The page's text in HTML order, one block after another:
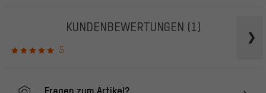
KUNDENBEWERTUNGEN (1)
5
Fragen zum Artikel?